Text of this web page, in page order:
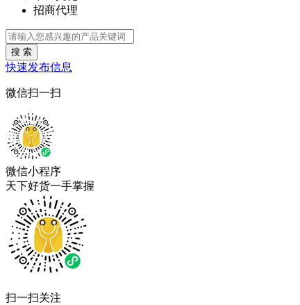
招商代理
搜 索
快速发布信息
微信扫一扫
微信小程序
天下好货一手掌握
扫一扫关注